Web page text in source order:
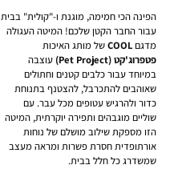
הפינה הכי חמימה, מוגנת ו-"קולית" בבית
עבור החבר הקטן שלכם! המיטה העגולה
מדגםCOOLשל מותג האיכות
פטפרוג'קט (Pet Project)
עוצבה
במיוחד עבור כלבים קטנים וחתולים
שאוהבים להתכרבל, להצטנף בתנוחת
כדור ולהרגיש עטופים מכל עבר. עם
שוליים מוגבהים ותפירה יוקרתית, המיטה
הזו מספקת שילוב מושלם של נוחות
אורתופדית חסרת פשרות ומראה מעצב
שמשדרג כל חלל בבית.